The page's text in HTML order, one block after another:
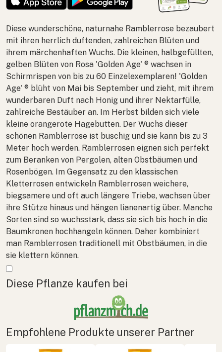
Diese wunderschöne, naturnahe Ramblerrose bezaubert
mit ihren herrlich duftenden, zahlreichen Blüten und
ihrem märchenhaften Wuchs. Die kleinen, halbgefüllten,
gelben Blüten von Rosa 'Golden Age' ® wachsen in
Schirmrispen von bis zu 60 Einzelexemplaren! 'Golden
Age' ® blüht von Mai bis September und zieht, mit ihrem
wunderbaren Duft nach Honig und ihrer Nektarfülle,
zahlreiche Bestäuber an. Im Herbst bilden sich viele
kleine orangerote Hagebutten. Der Wuchs dieser
schönen Ramblerrose ist buschig und sie kann bis zu 3
Meter hoch werden. Ramblerrosen eignen sich perfekt
zum Beranken von Pergolen, alten Obstbäumen und
Rosenbögen. Im Gegensatz zu den klassischen
Kletterrosen entwickeln Ramblerrosen weichere,
biegsamere und oft auch längere Triebe, wachsen über
ihre Stütze hinaus und hängen lianenartig über. Manche
Sorten sind so wuchsstark, dass sie sich bis hoch in die
Baumkronen hochhangeln können. Daher kombiniert
man Ramblerrosen traditionell mit Obstbäumen, in die
sie klettern können.
Mehr anzeigen
Diese Pflanze kaufen bei
Empfohlene Produkte unserer Partner